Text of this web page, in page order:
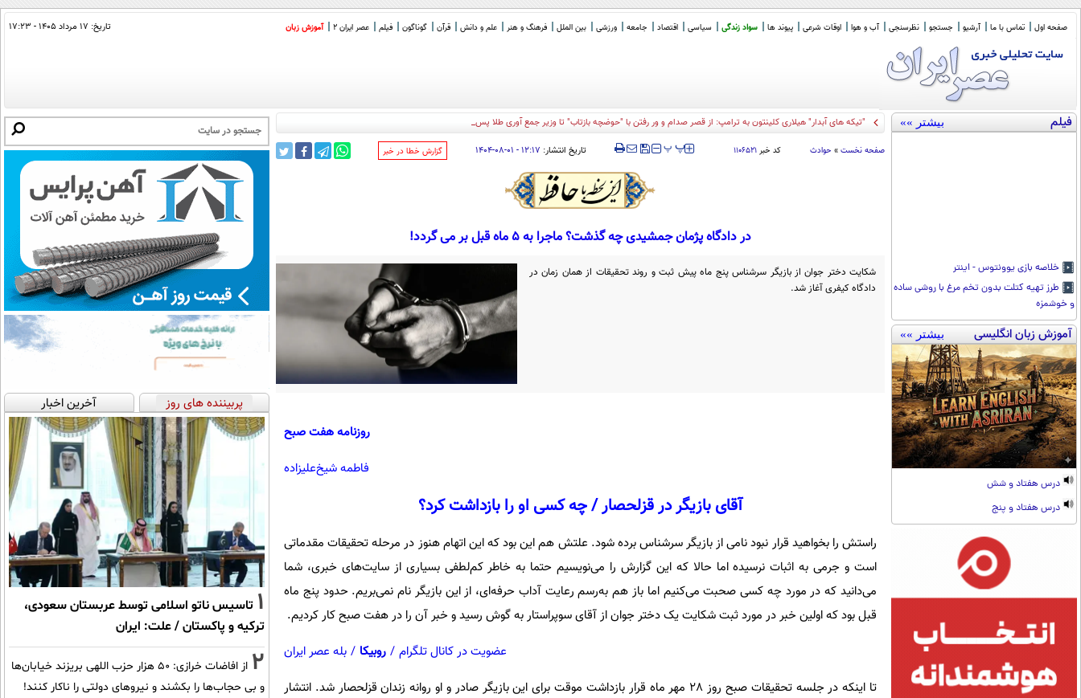
صفحه اول تماس با ما آرشیو جستجو نظرسنجی آب و هوا اوقات شرعی پیوند ها سواد زندگی سیاسی اقتصاد جامعه ورزشی بین الملل فرهنگ و هنر علم و دانش قرآن گوناگون فیلم عصر ایران 2 آموزش زبان تاریخ: ۱۷ مرداد ۱۴۰۵ - ۱۷:۲۳
فیلم بیشتر »»
خلاصه بازی یوونتوس - اینتر
طرز تهیه کتلت بدون تخم مرغ با روشی ساده
و خوشمزه
آموزش زبان انگلیسی بیشتر »»
درس هفتاد و شش
درس هفتاد و پنج
"تیکه های آبدار" هیلاری کلینتون به ترامپ: از قصر صدام و ور رفتن با "حوضچه بازتاب" تا وزیر جمع آوری طلا پس از دوره ترامپ!
صفحه نخست » حوادث کد خبر ۱۱۰۶۵۲۱ ‍‍‍ پ پ تاریخ انتشار: ۱۲:۱۷ - ۰۱-۰۸-۱۴۰۴ ‌گزارش خطا در خبر
در دادگاه پژمان جمشیدی چه گذشت؟ ماجرا به 5 ماه قبل بر می گردد!
شکایت دختر جوان از بازیگر سرشناس پنج ماه پیش ثبت ‌‌و روند تحقیقات از همان زمان در
دادگاه کیفری آغاز شد.
روزنامه هفت صبح
فاطمه شیخ‌علیزاده
آقای بازیگر در قزلحصار / چه کسی او را بازداشت کرد؟
راستش را بخواهید قرار نبود نامی از بازیگر سرشناس برده شود. علتش هم این بود که این اتهام هنوز در مرحله تحقیقات مقدماتی
است و جرمی به اثبات نرسیده ‌اما حالا که این گزارش را می‌نویسیم حتما به خاطر کم‌لطفی بسیاری از سایت‌های خبری‌‌، شما
می‌دانید که در مورد چه کسی صحبت می‌کنیم اما باز هم به‌رسم رعایت آداب حرفه‌ای، از این بازیگر نام‌ نمی‌بریم. حدود پنج ماه
قبل بود که اولین خبر ‌‌در ‌مورد ثبت شکایت یک دختر جوان از آقای سوپراستار به گوش رسید و خبر آن را در هفت صبح کار کردیم.
عضویت در کانال تلگرام / روبیکا / بله عصر ایران
تا اینکه در جلسه تحقیقات صبح روز 28 مهر ماه قرار بازداشت موقت برای این بازیگر صادر ‌‌و او روانه زندان قزلحصار شد. انتشار
پربیننده های روز آخرین اخبار
1 تاسیس ناتو اسلامی توسط عربستان سعودی،
ترکیه و پاکستان / علت: ایران
2
از افاضات خرازی: ۵۰ هزار حزب اللهی بریزند خیابان‌ها
و بی حجاب‌ها را بکشند و نیرو‌های دولتی را ناکار کنند!